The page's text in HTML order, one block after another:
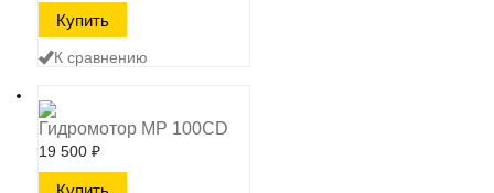
К сравнению
Гидромотор MP 100CD
19 500 ₽